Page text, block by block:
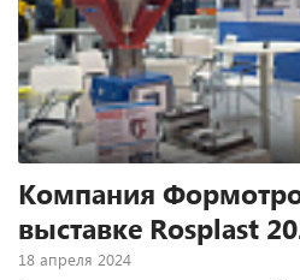
Компания
выставке Rosplast
18 апреля 2024